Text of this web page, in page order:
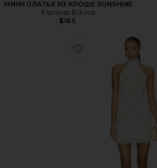
МИНИ ПЛАТЬЕ ИЗ КРОШЕ SUNSHINE
Frankies Bikinis
$165
Favorite ПЛАТЬЕ OLLIE